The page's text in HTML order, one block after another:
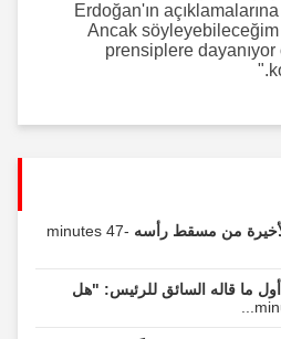
Erdoğan'ın
Ancak
prensiplere
من مسقط رأسه
-47 minutes
ما قاله السائق للرئيس: "هل